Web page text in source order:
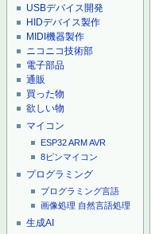
USBデバイス開発
HIDデバイス製作
MIDI機器製作
ニコニコ技術部
電子部品
通販
買った物
欲しい物
マイコン
ESP32ARMAVR
8ピンマイコン
プログラミング
プログラミング言語
画像処理 自然言語処理
生成AI